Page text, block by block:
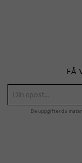
FÅ
De uppgifter du